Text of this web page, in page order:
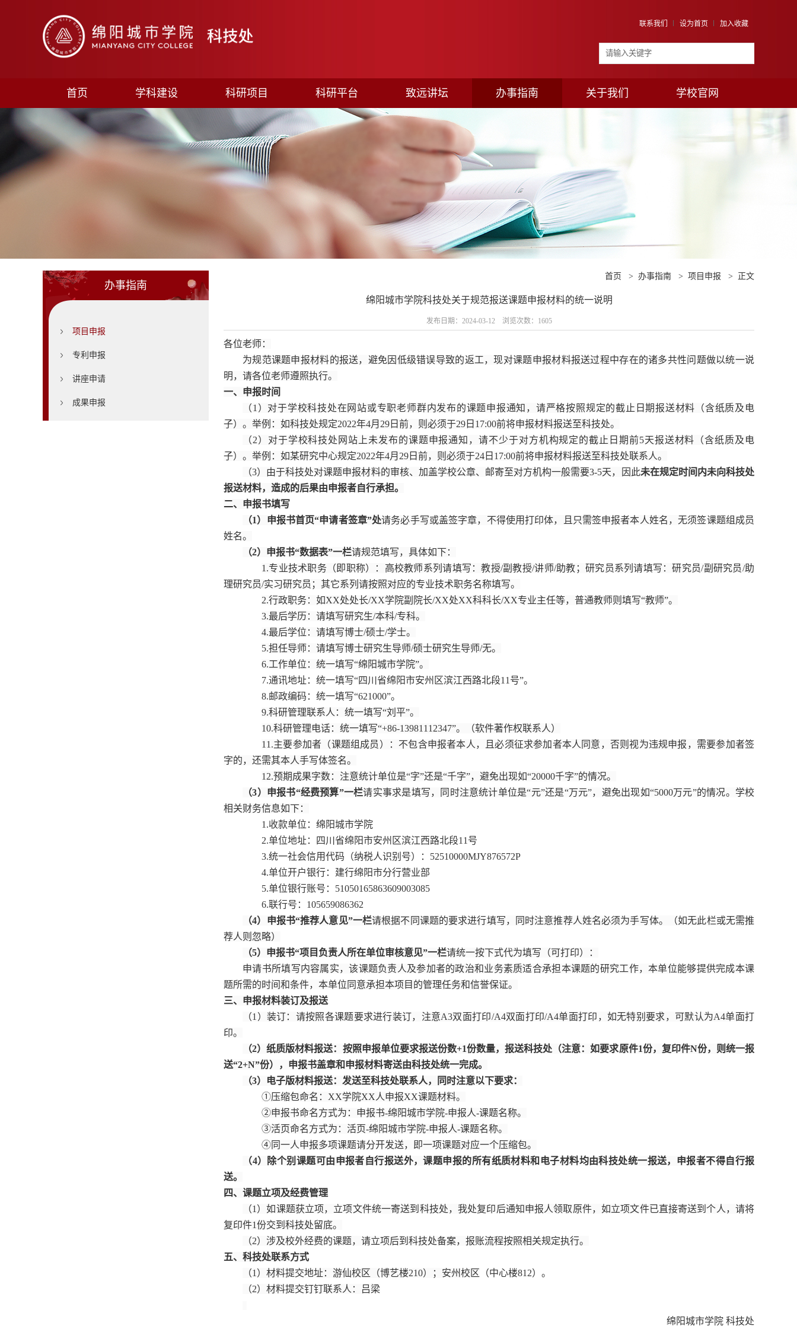
联系我们 设为首页 加入收藏
首页 学科建设 科研项目 科研平台 致远讲坛 办事指南 关于我们 学校官网
办事指南
项目申报
专利申报
讲座申请
成果申报
首页 > 办事指南 > 项目申报 > 正文
绵阳城市学院科技处关于规范报送课题申报材料的统一说明
发布日期：2024-03-12 浏览次数： 1605
各位老师：
为规范课题申报材料的报送，避免因低级错误导致的返工，现对课题申报材料报送过程中存在的诸多共性问题做以统一说
明，请各位老师遵照执行。
一、申报时间
（1）对于学校科技处在网站或专职老师群内发布的课题申报通知，请严格按照规定的截止日期报送材料（含纸质及电
子）。举例：如科技处规定2022年4月29日前，则必须于29日17:00前将申报材料报送至科技处。
（2）对于学校科技处网站上未发布的课题申报通知，请不少于对方机构规定的截止日期前5天报送材料（含纸质及电
子）。举例：如某研究中心规定2022年4月29日前，则必须于24日17:00前将申报材料报送至科技处联系人。
（3）由于科技处对课题申报材料的审核、加盖学校公章、邮寄至对方机构一般需要3-5天，因此未在规定时间内未向科技处
报送材料，造成的后果由申报者自行承担。
二、申报书填写
（1）申报书首页“申请者签章”处请务必手写或盖签字章，不得使用打印体，且只需签申报者本人姓名，无须签课题组成员
姓名。
（2）申报书“数据表”一栏请规范填写，具体如下：
1.专业技术职务（即职称）：高校教师系列请填写：教授/副教授/讲师/助教；研究员系列请填写：研究员/副研究员/助
理研究员/实习研究员；其它系列请按照对应的专业技术职务名称填写。
2.行政职务：如XX处处长/XX学院副院长/XX处XX科科长/XX专业主任等，普通教师则填写“教师”。
3.最后学历：请填写研究生/本科/专科。
4.最后学位：请填写博士/硕士/学士。
5.担任导师：请填写博士研究生导师/硕士研究生导师/无。
6.工作单位：统一填写“绵阳城市学院”。
7.通讯地址：统一填写“四川省绵阳市安州区滨江西路北段11号”。
8.邮政编码：统一填写“621000”。
9.科研管理联系人：统一填写“刘平”。
10.科研管理电话：统一填写“+86-13981112347”。（软件著作权联系人）
11.主要参加者（课题组成员）：不包含申报者本人，且必须征求参加者本人同意，否则视为违规申报，需要参加者签
字的，还需其本人手写体签名。
12.预期成果字数：注意统计单位是“字”还是“千字”，避免出现如“20000千字”的情况。
（3）申报书“经费预算”一栏请实事求是填写，同时注意统计单位是“元”还是“万元”，避免出现如“5000万元”的情况。学校
相关财务信息如下：
1.收款单位：绵阳城市学院
2.单位地址：
四川省绵阳市安州区滨江西路北段11号
3.统一社会信用代码（纳税人识别号）：52510000MJY876572P
4.单位开户银行：建行绵阳市分行营业部
5.单位银行账号：51050165863609003085
6.联行号：105659086362
（4）申报书“推荐人意见”一栏请根据不同课题的要求进行填写，同时注意推荐人姓名必须为手写体。（如无此栏或无需推
荐人则忽略）
（5）申报书“项目负责人所在单位审核意见”一栏请统一按下式代为填写（可打印）：
申请书所填写内容属实，该课题负责人及参加者的政治和业务素质适合承担本课题的研究工作，本单位能够提供完成本课
题所需的时间和条件，本单位同意承担本项目的管理任务和信誉保证。
三、申报材料装订及报送
（1）装订：请按照各课题要求进行装订，注意A3双面打印/A4双面打印/A4单面打印，如无特别要求，可默认为A4单面打
印。
（2）纸质版材料报送：按照申报单位要求报送份数+1份数量，报送科技处（注意：如要求原件1份，复印件N份，则统一报
送“2+N”份），申报书盖章和申报材料寄送由科技处统一完成。
（3）电子版材料报送：发送至科技处联系人，同时注意以下要求：
①压缩包命名：XX学院XX人申报XX课题材料。
②申报书命名方式为：申报书-绵阳城市学院-申报人-课题名称。
③活页命名方式为：活页-绵阳城市学院-申报人-课题名称。
④同一人申报多项课题请分开发送，即一项课题对应一个压缩包。
（4）除个别课题可由申报者自行报送外，课题申报的所有纸质材料和电子材料均由科技处统一报送，申报者不得自行报
送。
四、课题立项及经费管理
（1）如课题获立项，立项文件统一寄送到科技处，我处复印后通知申报人领取原件，如立项文件已直接寄送到个人，请将
复印件1份交到科技处留底。
（2）涉及校外经费的课题，请立项后到科技处备案，报账流程按照相关规定执行。
五、科技处联系方式
（1）材料提交地址：游仙校区（博艺楼210）； 安州校区 （中心楼812）。
（2）材料提交钉钉联系人：吕梁
绵阳城市学院 科技处